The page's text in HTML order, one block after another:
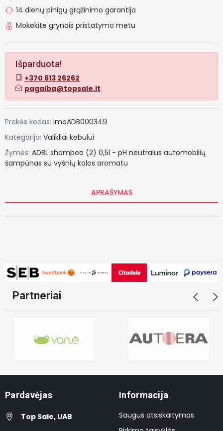
14 dienų pinigų grąžinimo garantija
Mokėkite grynais pristatymo metu
Išparduota!
+370 613 26262
pagalba@topsale.lt
Prekės kodas: imoADB000349
Kategorija: Valikliai kėbului
Žymės: ADBL shampoo (2) 0,5l - pH neutralus automobilių
šampūnas su vyšnių kolos aromatu
APRAŠYMAS
Partneriai
Pardavėjas
Top Sale, UAB
Informacija
Saugus atsiskaitymas